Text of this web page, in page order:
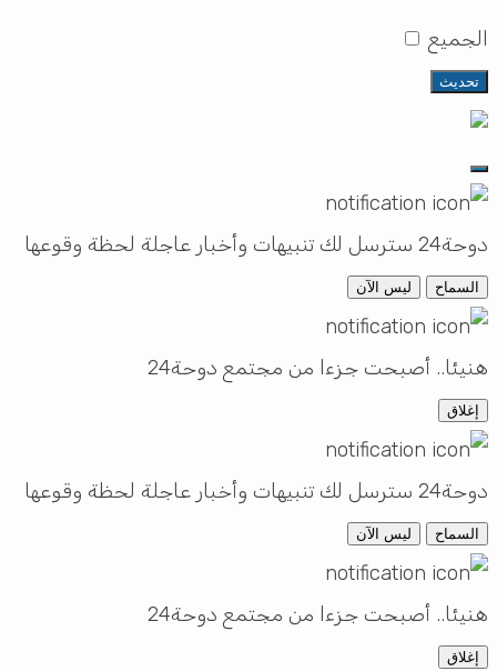
الجميع
تحديث
دوحة24 سترسل لك تنبيهات وأخبار عاجلة لحظة وقوعها
السماح ليس الآن
هنيئا.. أصبحت جزءا من مجتمع دوحة24
إغلاق
دوحة24 سترسل لك تنبيهات وأخبار عاجلة لحظة وقوعها
السماح ليس الآن
هنيئا.. أصبحت جزءا من مجتمع دوحة24
إغلاق